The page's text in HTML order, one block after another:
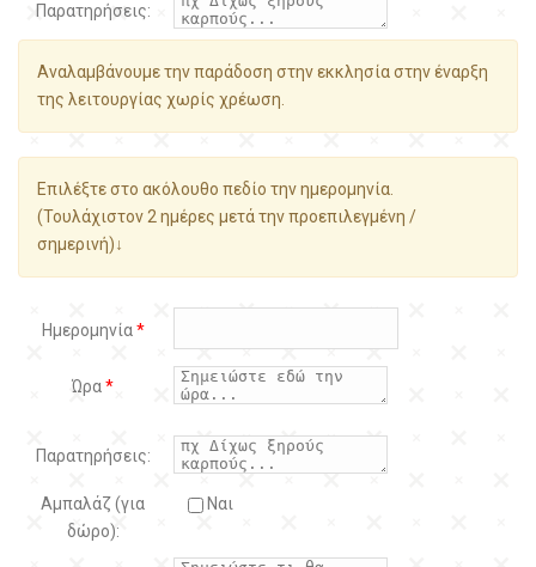
Παρατηρήσεις:
Αναλαμβάνουμε την παράδοση στην εκκλησία στην έναρξη
της λειτουργίας χωρίς χρέωση.
Επιλέξτε στο ακόλουθο πεδίο την ημερομηνία.
(Τουλάχιστον 2 ημέρες μετά την προεπιλεγμένη /
σημερινή)↓
Ημερομηνία*
Ώρα*
Παρατηρήσεις:
Αμπαλάζ (για
δώρο):
Ναι